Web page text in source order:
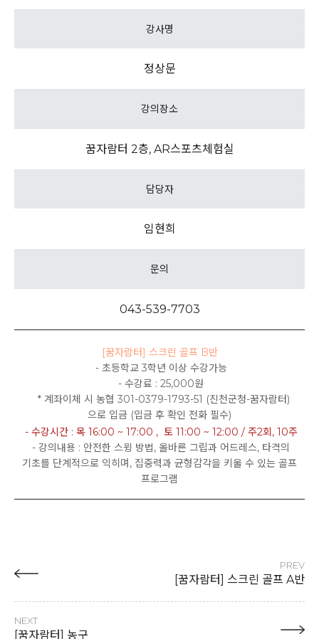
강사명
정상문
강의장소
꿈자람터 2층, AR스포츠체험실
담당자
임현희
문의
043-539-7703
[꿈자람터] 스크린 골프 B반
- 초등학교 3학년 이상 수강가능
- 수강료 : 25,000원
* 계좌이체 시 농협 301-0379-1793-51 (진천군청-꿈자람터)
으로 입금 (입금 후 확인 전화 필수)
- 수강시간 : 목 16:00 ~ 17:00 , 토 11:00 ~ 12:00 / 주2회, 10주
- 강의내용 : 안전한 스윙 방법, 올바른 그립과 어드레스, 타격의
기초를 단계적으로 익히며, 집중력과 균형감각을 키울 수 있는 골프
프로그램
PREV
[꿈자람터] 스크린 골프 A반
NEXT
[꿈자람터] 농구